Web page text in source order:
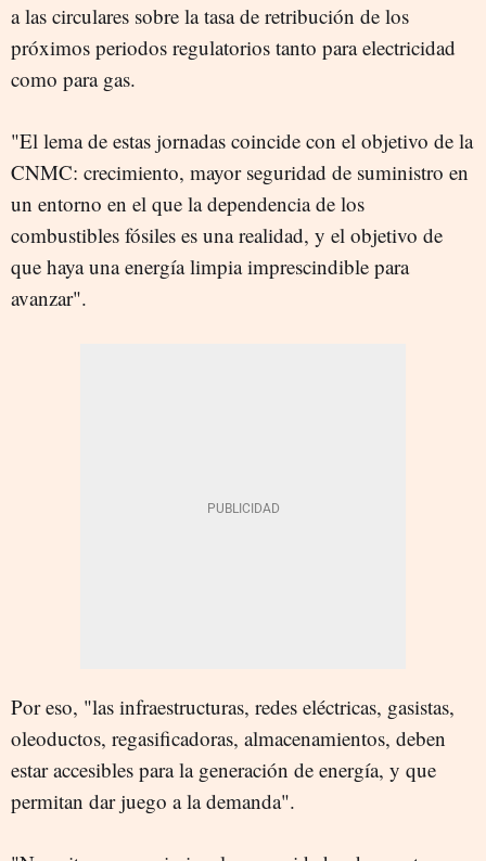
a las circulares sobre la tasa de retribución de los
próximos periodos regulatorios tanto para electricidad
como para gas.
"El lema de estas jornadas coincide con el objetivo de la
CNMC: crecimiento, mayor seguridad de suministro en
un entorno en el que la dependencia de los
combustibles fósiles es una realidad, y el objetivo de
que haya una energía limpia imprescindible para
avanzar".
Por eso, "las infraestructuras, redes eléctricas, gasistas,
oleoductos, regasificadoras, almacenamientos, deben
estar accesibles para la generación de energía, y que
permitan dar juego a la demanda".